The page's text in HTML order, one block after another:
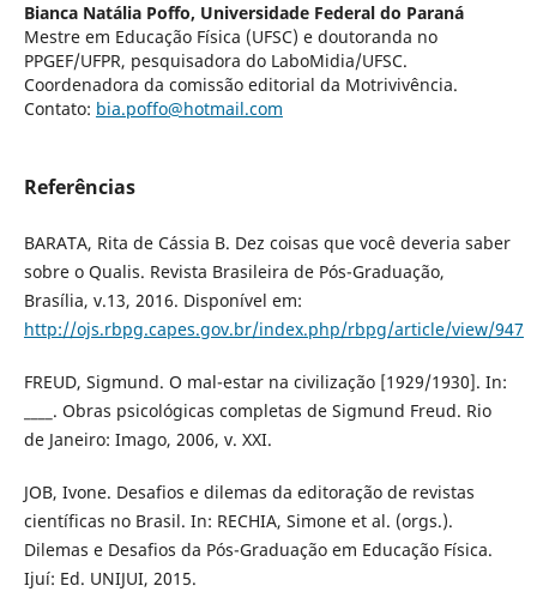
Bianca Natália Poffo, Universidade Federal do Paraná
Mestre em Educação Física (UFSC) e doutoranda no
PPGEF/UFPR, pesquisadora do LaboMidia/UFSC.
Coordenadora da comissão editorial da Motrivivência.
Contato: bia.poffo@hotmail.com
Referências
BARATA, Rita de Cássia B. Dez coisas que você deveria saber
sobre o Qualis. Revista Brasileira de Pós-Graduação,
Brasília, v.13, 2016. Disponível em:
http://ojs.rbpg.capes.gov.br/index.php/rbpg/article/view/947
FREUD, Sigmund. O mal-estar na civilização [1929/1930]. In:
____. Obras psicológicas completas de Sigmund Freud. Rio
de Janeiro: Imago, 2006, v. XXI.
JOB, Ivone. Desafios e dilemas da editoração de revistas
científicas no Brasil. In: RECHIA, Simone et al. (orgs.).
Dilemas e Desafios da Pós-Graduação em Educação Física.
Ijuí: Ed. UNIJUI, 2015.